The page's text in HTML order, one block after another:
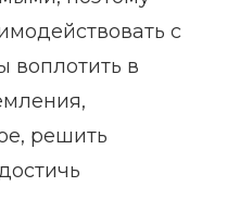
с
воплотить в
решить